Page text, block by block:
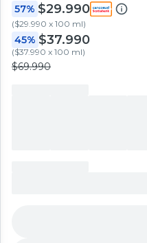
57% $29.990
($29.990 x 100 ml)
45% $37.990
($37.990 x 100 ml)
$69.990